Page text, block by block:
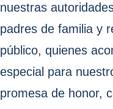
nuestras
padres de familia y
público, quienes
especial para
promesa de honor,